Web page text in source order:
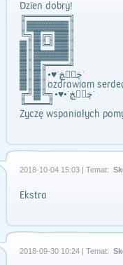
Dzień dobry!
╔══════╗
║▓▓▓▓▓▓║
╚╗▓╔╗▓▓║
▓║▓╚╝▓▓║
▓║▓▓▓▓▓║
▓║▓╔═══╝
▓║▓║•♥`ڿڰۣڿ`
▓║▓║ozdrawiam
╔╝▓╚╗•♥•`ڿڰۣڿ`
╚═══╝
Życzę wspaniałych
2018-10-04 15:03 | Temat:
Ekstra
2018-09-30 10:24 | Temat: